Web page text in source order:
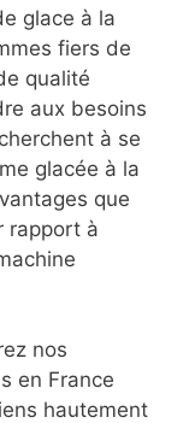
glace à la
fiers de
qualité
aux besoins
à se
glacée à la
que
rapport à
nos
en France
hautement